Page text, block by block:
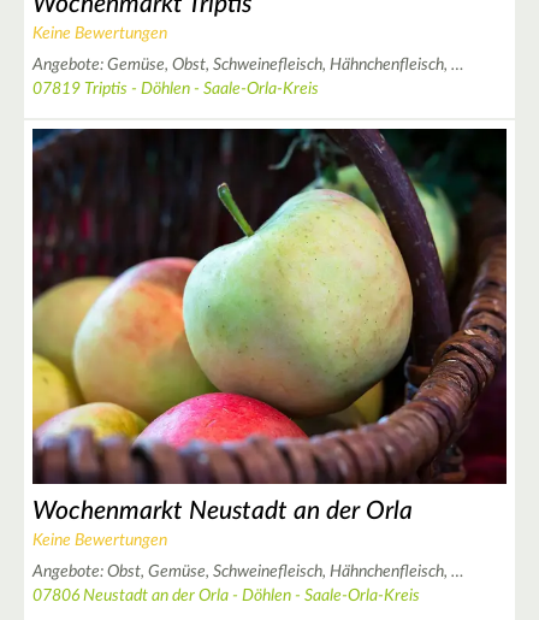
Keine Bewertungen
Angebote: Gemüse, Obst, Schweinefleisch, Hähnchenfleisch, …
07819 Triptis - Döhlen - Saale-Orla-Kreis
Wochenmarkt Neustadt an der Orla
Keine Bewertungen
Angebote: Obst, Gemüse, Schweinefleisch, Hähnchenfleisch, …
07806 Neustadt an der Orla - Döhlen - Saale-Orla-Kreis
2
9